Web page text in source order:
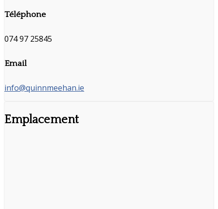
Téléphone
074 97 25845
Email
info@quinnmeehan.ie
Emplacement